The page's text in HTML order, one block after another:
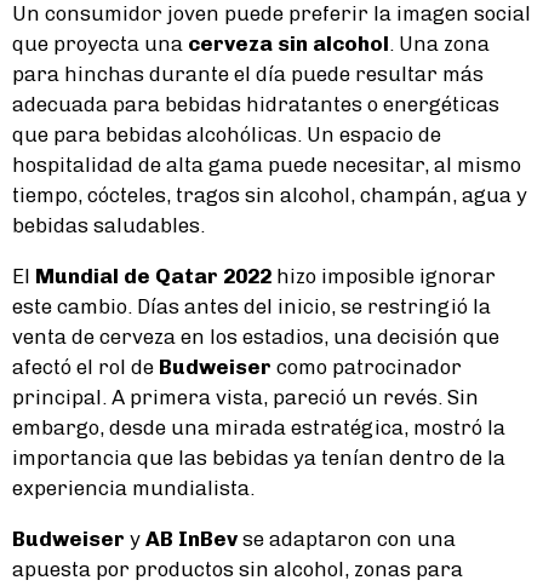
Un consumidor joven puede preferir la imagen social
que proyecta una cerveza sin alcohol. Una zona
para hinchas durante el día puede resultar más
adecuada para bebidas hidratantes o energéticas
que para bebidas alcohólicas. Un espacio de
hospitalidad de alta gama puede necesitar, al mismo
tiempo, cócteles, tragos sin alcohol, champán, agua y
bebidas saludables.
El Mundial de Qatar 2022 hizo imposible ignorar
este cambio. Días antes del inicio, se restringió la
venta de cerveza en los estadios, una decisión que
afectó el rol de Budweiser como patrocinador
principal. A primera vista, pareció un revés. Sin
embargo, desde una mirada estratégica, mostró la
importancia que las bebidas ya tenían dentro de la
experiencia mundialista.
Budweiser y AB InBev se adaptaron con una
apuesta por productos sin alcohol, zonas para